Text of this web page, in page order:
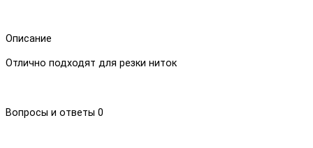
Описание
Отлично подходят для резки ниток
Вопросы и ответы 0